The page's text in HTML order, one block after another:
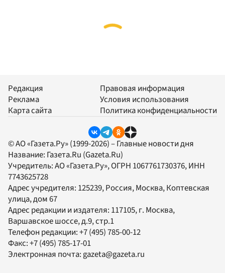
Редакция
Реклама
Карта сайта
Правовая информация
Условия использования
Политика конфиденциальности
© АО «Газета.Ру» (1999-2026) – Главные новости дня
Название: Газета.Ru (Gazeta.Ru)
Учредитель:АО «Газета.Ру», ОГРН 1067761730376, ИНН
7743625728
Адрес учредителя: 125239, Россия, Москва, Коптевская
улица, дом 67
Адрес редакции и издателя: 117105, г. Москва,
Варшавское шоссе, д.9, стр.1
Телефон редакции:+7 (495) 785-00-12
Факс:+7 (495) 785-17-01
Электронная почта:gazeta@gazeta.ru